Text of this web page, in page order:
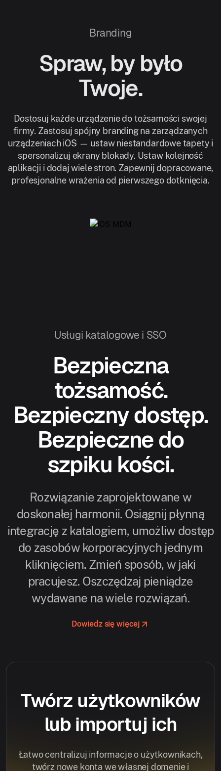
Branding
Spraw, by było
Twoje.
Dostosuj każde urządzenie do tożsamości swojej
firmy. Zastosuj spójny branding na zarządzanych
urządzeniach iOS — ustaw niestandardowe tapety i
spersonalizuj ekrany blokady. Ustaw kolejność
aplikacji i dodaj wiele stron. Zapewnij dopracowane,
profesjonalne wrażenia od pierwszego dotknięcia.
Usługi katalogowe i SSO
Bezpieczna
tożsamość.
Bezpieczny dostęp.
Bezpieczne do
szpiku kości.
Rozwiązanie zaprojektowane w
doskonałej harmonii. Osiągnij płynną
integrację z katalogiem, umożliw dostęp
do zasobów korporacyjnych jednym
kliknięciem. Zmień sposób, w jaki
pracujesz. Oszczędzaj pieniądze
wydawane na wiele rozwiązań.
Dowiedz się więcej
Twórz użytkowników
lub importuj ich
Łatwo centralizuj informacje o użytkownikach,
twórz nowe konta we własnej domenie i